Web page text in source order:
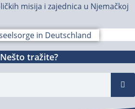
misija i zajednica u Njemačkoj
Nešto tražite?